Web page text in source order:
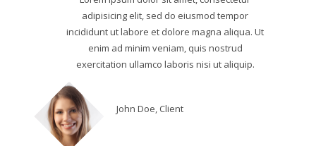
adipisicing elit, sed do eiusmod tempor
incididunt ut labore et dolore magna aliqua. Ut
enim ad minim veniam, quis nostrud
exercitation ullamco laboris nisi ut aliquip.
John Doe, Client